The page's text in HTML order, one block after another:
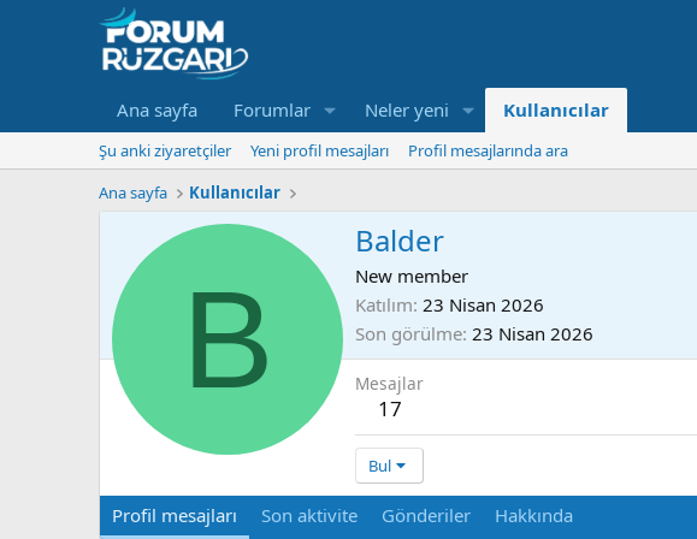
Ana sayfa Forumlar Neler yeni Kullanıcılar
Şu anki ziyaretçiler Yeni profil mesajları
Profil mesajlarında ara
Ana sayfa
Kullanıcılar
B
Balder
New member
Katılım 23 Nisan 2026
Son görülme 23 Nisan 2026
Mesajlar
17
Bul
Profil mesajları Son aktivite Gönderiler Hakkında